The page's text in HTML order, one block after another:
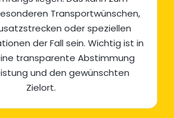
Transportwünschen,
oder speziellen
der Fall sein. Wichtig ist in
transparente Abstimmung
und den gewünschten
Zielort.